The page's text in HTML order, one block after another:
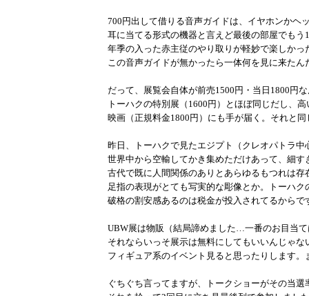
700円出して借りる音声ガイドは、イヤホンかヘ
耳に当てる形式の機器と言えど最後の部屋でも
年季の入った赤主従のやり取りが軽妙で楽しかっ
この音声ガイドが無かったら一体何を見に来た
だって、展覧会自体が前売1500円・当日1800円
トーハクの特別展（1600円）とほぼ同じだし、
映画（正規料金1800円）にも手が届く。それと
昨日、トーハクで見たエジプト（クレオパトラ
世界中から空輸してかき集めただけあって、細
古代で既に人間関係のありとあらゆるもつれは
足指の表現がとても写実的な彫像とか。トーハ
破格の割安感あるのは税金が投入されてるから
UBW展は物販（結局諦めました…一番のお目当
それならいっそ展示は無料にしてもいいんじゃ
フィギュア系のイベント見ると思ったりします
ぐちぐち言ってますが、トークショーがその当